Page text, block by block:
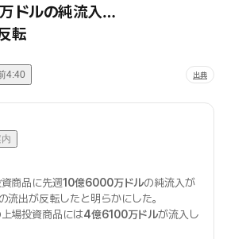
ドルの純流入…
転
4:40 出典
商品に先週10億6000万ドルの純流入が
流出が反転したと明らかにした。
場投資商品には4億6100万ドルが流入し